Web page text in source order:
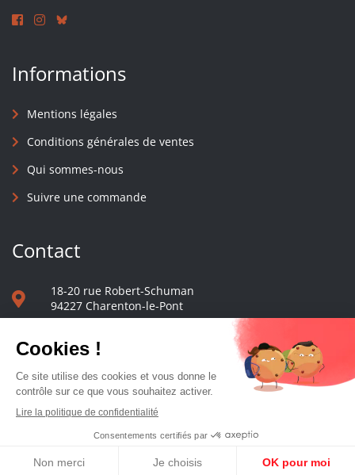
Informations
Mentions légales
Conditions générales de ventes
Qui sommes-nous
Suivre une commande
Contact
18-20 rue Robert-Schuman
94227 Charenton-le-Pont